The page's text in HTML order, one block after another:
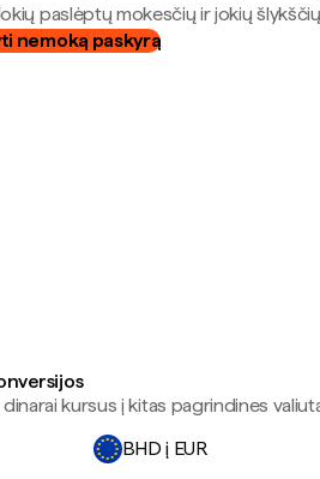
paslėptų mokesčių ir jokių
nemoką paskyrą
kursus į kitas pagrindines
BHD į EUR